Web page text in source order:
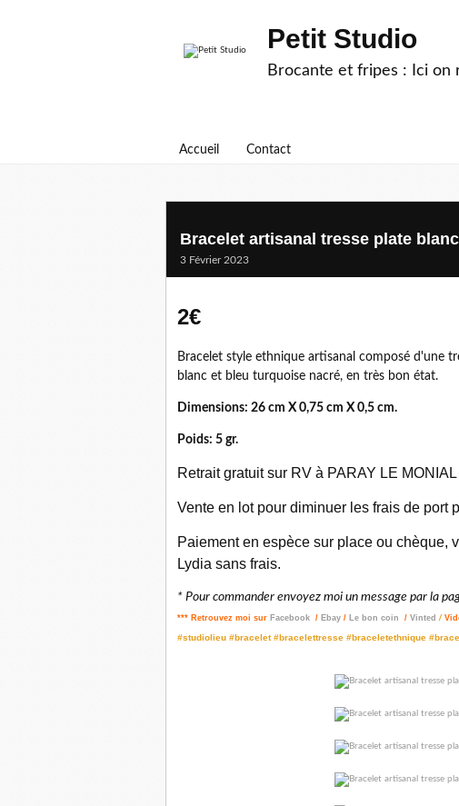
Petit Studio
Brocante et fripes : Ici on
Accueil Contact
Bracelet artisanal tresse plate
3 Février 2023
2€
Bracelet style ethnique artisanal composé d'une
blanc et bleu turquoise nacré, en très bon état.
Dimensions: 26 cm X 0,75 cm X 0,5 cm.
Poids: 5 gr.
Retrait gratuit sur RV à PARAY LE
Vente en lot pour diminuer les frais de port
Paiement en espèce sur place ou chèque,
Lydia sans frais.
* Pour commander envoyez moi un message par la
*** Retrouvez moi sur Facebook / Ebay / Le bon coin / Vinted /
#studiolieu #bracelet #bracelettresse #braceletethnique